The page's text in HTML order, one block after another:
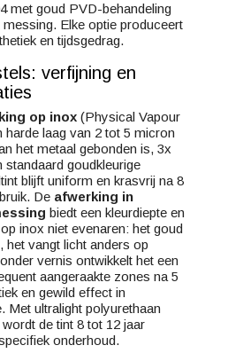
met goud PVD-behandeling
Elke optie produceert
en tijdsgedrag.
verfijning en
op inox (Physical Vapour
harde laag van 2 tot 5 micron
het metaal gebonden is, 3x
standaard goudkleurige
blijft uniform en krasvrij na 8
De afwerking in
biedt een kleurdiepte en
inox niet evenaren: het goud
het vangt licht anders op
vernis ontwikkelt het een
aangeraakte zones na 5
en gewild effect in
Met ultralight polyurethaan
de tint 8 tot 12 jaar
onderhoud.